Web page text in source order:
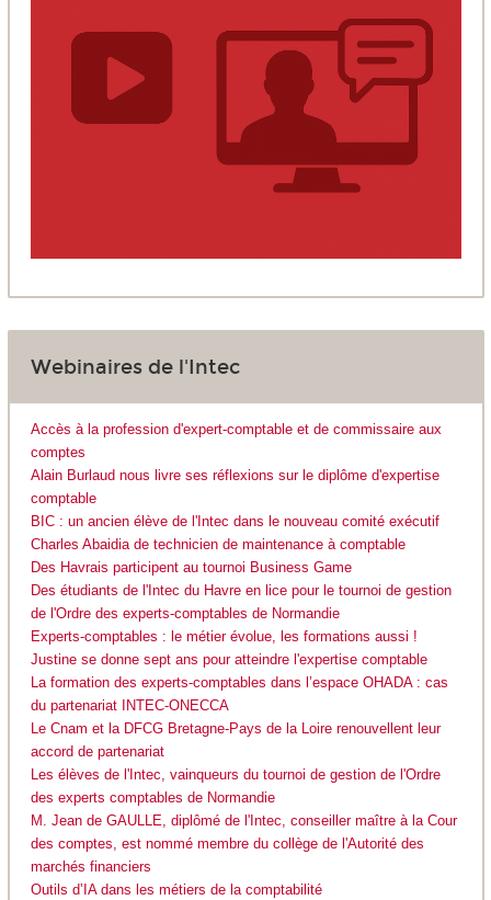
Webinaires de l'Intec
Accès à la profession d'expert-comptable et de commissaire aux
comptes
Alain Burlaud nous livre ses réflexions sur le diplôme d'expertise
comptable
BIC : un ancien élève de l'Intec dans le nouveau comité exécutif
Charles Abaidia de technicien de maintenance à comptable
Des Havrais participent au tournoi Business Game
Des étudiants de l'Intec du Havre en lice pour le tournoi de gestion
de l'Ordre des experts-comptables de Normandie
Experts-comptables : le métier évolue, les formations aussi !
Justine se donne sept ans pour atteindre l'expertise comptable
La formation des experts-comptables dans l’espace OHADA : cas
du partenariat INTEC-ONECCA
Le Cnam et la DFCG Bretagne-Pays de la Loire renouvellent leur
accord de partenariat
Les élèves de l'Intec, vainqueurs du tournoi de gestion de l'Ordre
des experts comptables de Normandie
M. Jean de GAULLE, diplômé de l'Intec, conseiller maître à la Cour
des comptes, est nommé membre du collège de l'Autorité des
marchés financiers
Outils d’IA dans les métiers de la comptabilité